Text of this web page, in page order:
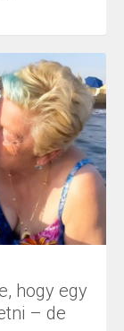
hogy egy
– de